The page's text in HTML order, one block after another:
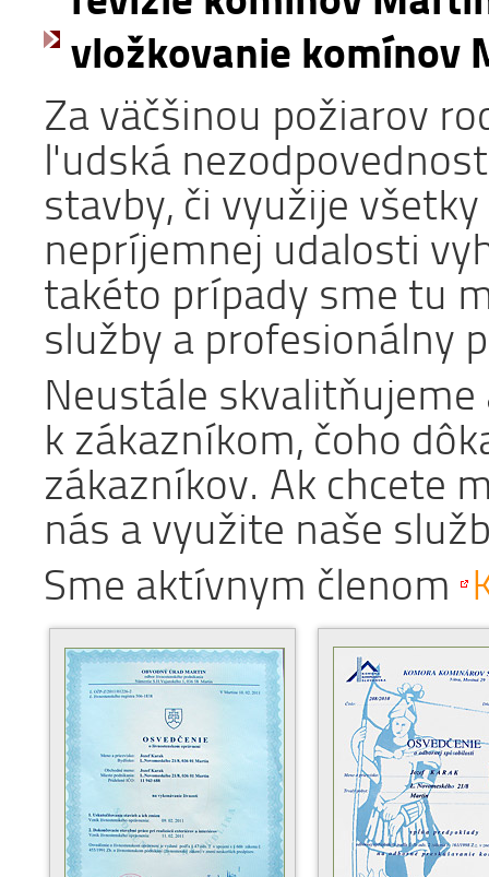
vložkovanie komínov
Za väčšinou požiarov
ľudská
stavby, či využije
nepríjemnej udalosti
takéto prípady sme tu
služby a profesionálny
Neustále
k zákazníkom, čoho
zákazníkov. Ak chcete
nás a využite naše
Sme aktívnym členom